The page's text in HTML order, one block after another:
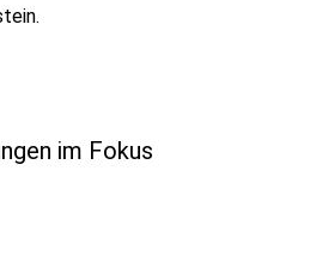
im Fokus